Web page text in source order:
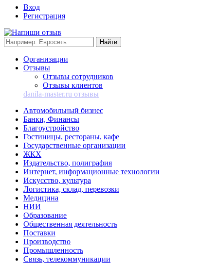
Вход
Регистрация
Организации
Отзывы
Отзывы сотрудников
Отзывы клиентов
danila-master.ru отзывы
Автомобильный бизнес
Банки, Финансы
Благоустройство
Гостиницы, рестораны, кафе
Государственные организации
ЖКХ
Издательство, полиграфия
Интернет, информационные технологии
Искусство, культура
Логистика, склад, перевозки
Медицина
НИИ
Образование
Общественная деятельность
Поставки
Производство
Промышленность
Связь, телекоммуникации